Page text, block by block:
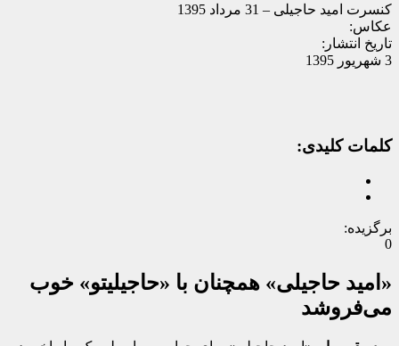
کنسرت امید حاجیلی – 31 مرداد 1395
عکاس:
تاریخ انتشار:
3 شهریور 1395
کلمات کلیدی:
برگزیده:
0
«امید حاجیلی» همچنان با «حاجیلیتو» خوب
می‌فروشد